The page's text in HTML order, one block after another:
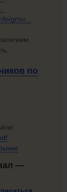
grou...
по
—